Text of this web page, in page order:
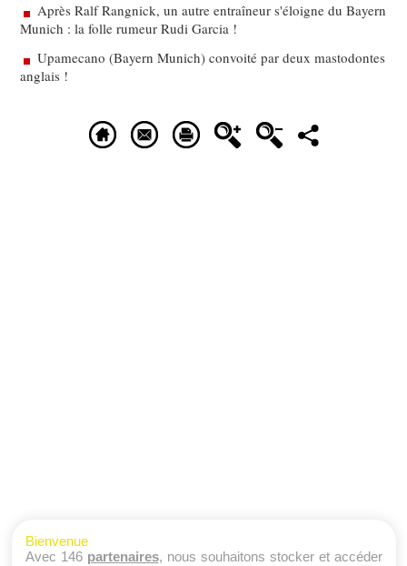
Après Ralf Rangnick, un autre entraîneur s'éloigne du Bayern
Munich : la folle rumeur Rudi Garcia !
Upamecano (Bayern Munich) convoité par deux mastodontes
anglais !
Bienvenue
Avec 146 partenaires, nous souhaitons stocker et accéder